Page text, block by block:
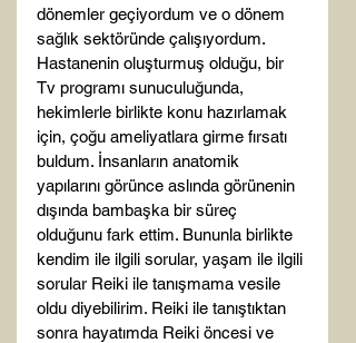
dönemler geçiyordum ve o dönem
sağlık sektöründe çalışıyordum.
Hastanenin oluşturmuş olduğu, bir
Tv programı sunuculuğunda,
hekimlerle birlikte konu hazırlamak
için, çoğu ameliyatlara girme fırsatı
buldum. İnsanların anatomik
yapılarını görünce aslında görünenin
dışında bambaşka bir süreç
olduğunu fark ettim. Bununla birlikte
kendim ile ilgili sorular, yaşam ile ilgili
sorular Reiki ile tanışmama vesile
oldu diyebilirim. Reiki ile tanıştıktan
sonra hayatımda Reiki öncesi ve